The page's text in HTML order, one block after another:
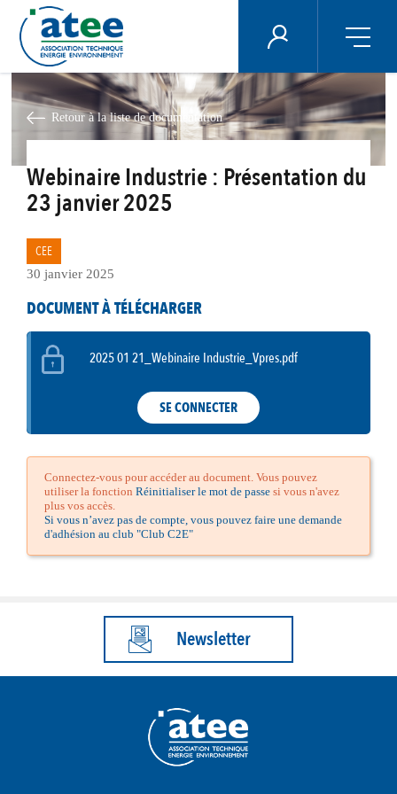
au
contenu
principal
ÉNERGIE PLUS
Retour à la liste de documentation
Webinaire Industrie : Présentation du
23 janvier 2025
CEE
30 janvier 2025
DOCUMENT À TÉLÉCHARGER
2025 01 21_Webinaire Industrie_Vpres.pdf
SE CONNECTER
Connectez-vous pour accéder au document. Vous pouvez
utiliser la fonction Réinitialiser le mot de passesi vous n'avez
plus vos accès.
Si vous n’avez pas de compte, vous pouvez faire une demande
d'adhésion au club "Club C2E"
Newsletter
Panneau de gestion des cookies